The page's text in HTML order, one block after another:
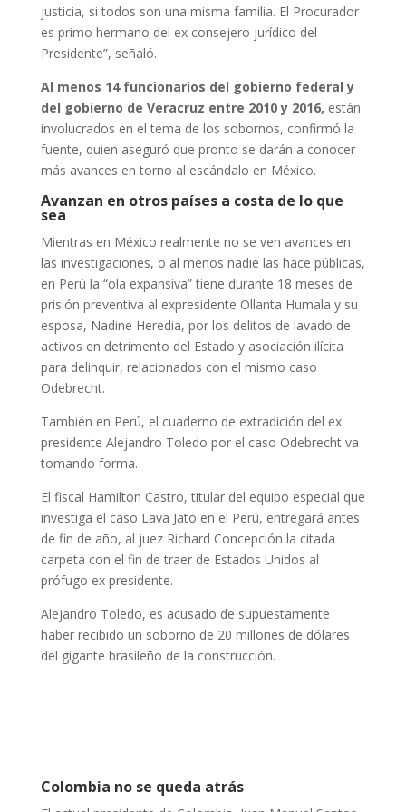
justicia, si todos son una misma familia. El Procurador
es primo hermano del ex consejero jurídico del
Presidente”, señaló.
Al menos 14 funcionarios del gobierno federal y
del gobierno de Veracruz entre 2010 y 2016, están
involucrados en el tema de los sobornos, confirmó la
fuente, quien aseguró que pronto se darán a conocer
más avances en torno al escándalo en México.
Avanzan en otros países a costa de lo que
sea
Mientras en México realmente no se ven avances en
las investigaciones, o al menos nadie las hace públicas,
en Perú la “ola expansiva” tiene durante 18 meses de
prisión preventiva al expresidente Ollanta Humala y su
esposa, Nadine Heredia, por los delitos de lavado de
activos en detrimento del Estado y asociación ilícita
para delinquir, relacionados con el mismo caso
Odebrecht.
También en Perú, el cuaderno de extradición del ex
presidente Alejandro Toledo por el caso Odebrecht va
tomando forma.
El fiscal Hamilton Castro, titular del equipo especial que
investiga el caso Lava Jato en el Perú, entregará antes
de fin de año, al juez Richard Concepción la citada
carpeta con el fin de traer de Estados Unidos al
prófugo ex presidente.
Alejandro Toledo, es acusado de supuestamente
haber recibido un soborno de 20 millones de dólares
del gigante brasileño de la construcción.
Colombia no se queda atrás